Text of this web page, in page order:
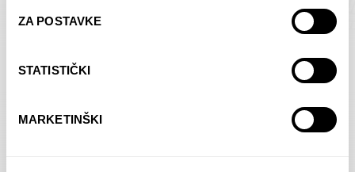
ZA POSTAVKE
STATISTIČKI
MARKETINŠKI
Dolac
ODABERI OPCIJE
Moreškanti – sjena
€Raspon
od
75,00 €
do
138,00 €
ODABERI OPCIJE
POGLEDAJTE SVE PROIZVODE U OVOJ KATEGORIJI